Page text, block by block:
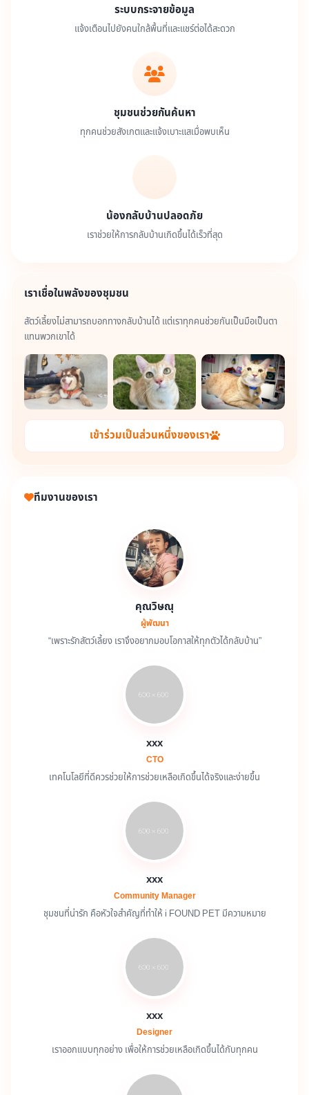
ระบบกระจายข้อมูล
แจ้งเตือนไปยังคนใกล้พื้นที่และแชร์ต่อได้สะดวก
ชุมชนช่วยกันค้นหา
ทุกคนช่วยสังเกตและแจ้งเบาะแสเมื่อพบเห็น
น้องกลับบ้านปลอดภัย
เราช่วยให้การกลับบ้านเกิดขึ้นได้เร็วที่สุด
เราเชื่อในพลังของชุมชน
สัตว์เลี้ยงไม่สามารถบอกทางกลับบ้านได้ แต่เราทุกคนช่วยกันเป็นมือเป็นตา
แทนพวกเขาได้
เข้าร่วมเป็นส่วนหนึ่งของเรา
ทีมงานของเรา
คุณวิษณุ
ผู้พัฒนา
“เพราะรักสัตว์เลี้ยง เราจึงอยากมอบโอกาสให้ทุกตัวได้กลับบ้าน”
xxx
CTO
เทคโนโลยีที่ดีควรช่วยให้การช่วยเหลือเกิดขึ้นได้จริงและง่ายขึ้น
xxx
Community Manager
ชุมชนที่น่ารัก คือหัวใจสำคัญที่ทำให้ i FOUND PET มีความหมาย
xxx
Designer
เราออกแบบทุกอย่าง เพื่อให้การช่วยเหลือเกิดขึ้นได้กับทุกคน